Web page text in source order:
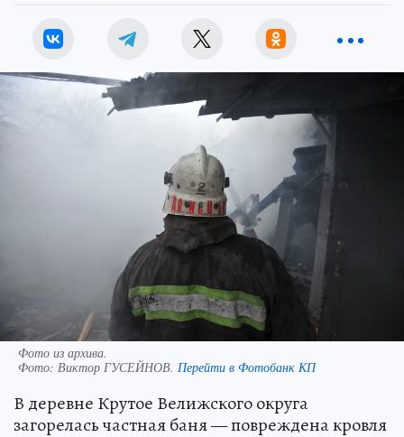
Фото из архива.
Фото: Виктор ГУСЕЙНОВ. Перейти в Фотобанк КП
В деревне Крутое Велижского округа
загорелась частная баня — повреждена кровля